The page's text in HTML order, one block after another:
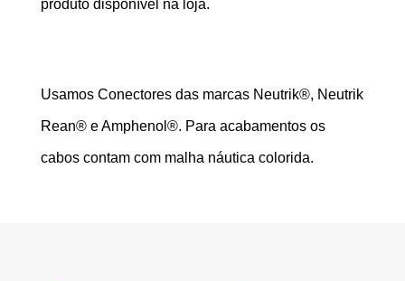
produto disponível na loja.
Usamos Conectores das marcas Neutrik®, Neutrik
Rean® e Amphenol®. Para acabamentos os
cabos contam com malha náutica colorida.